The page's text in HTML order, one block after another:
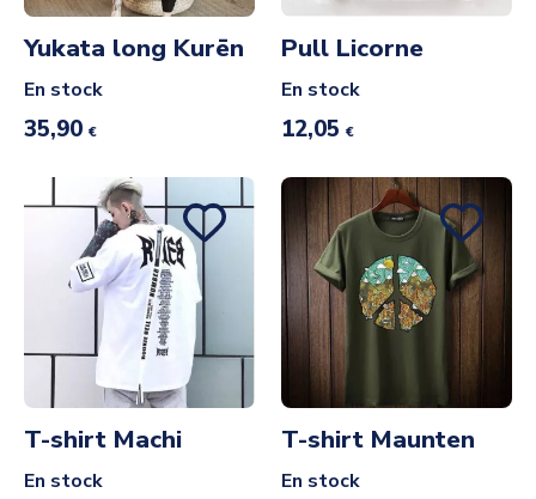
Yukata long Kurēn
En stock
35,90 €
Pull Licorne
En stock
12,05 €
T-shirt Machi
En stock
T-shirt Maunten
En stock